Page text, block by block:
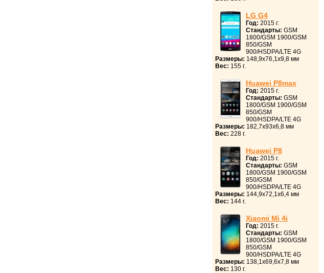
LG G4
Год: 2015 г.
Стандарты: GSM
1800/GSM 1900/GSM
850/GSM
900/HSDPA/LTE 4G
Размеры: 148,9x76,1x9,8 мм
Вес: 155 г.
Huawei P8max
Год: 2015 г.
Стандарты: GSM
1800/GSM 1900/GSM
850/GSM
900/HSDPA/LTE 4G
Размеры: 182,7x93x6,8 мм
Вес: 228 г.
Huawei P8
Год: 2015 г.
Стандарты: GSM
1800/GSM 1900/GSM
850/GSM
900/HSDPA/LTE 4G
Размеры: 144,9x72,1x6,4 мм
Вес: 144 г.
Xiaomi Mi 4i
Год: 2015 г.
Стандарты: GSM
1800/GSM 1900/GSM
850/GSM
900/HSDPA/LTE 4G
Размеры: 138,1x69,6x7,8 мм
Вес: 130 г.